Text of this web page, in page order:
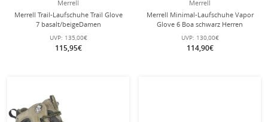
Merrell
Merrell Trail-Laufschuhe Trail Glove
7 basalt/beigeDamen
UVP: 135,00€
115,95€
Merrell
Merrell Minimal-Laufschuhe Vapor
Glove 6 Boa schwarz Herren
UVP: 130,00€
114,90€